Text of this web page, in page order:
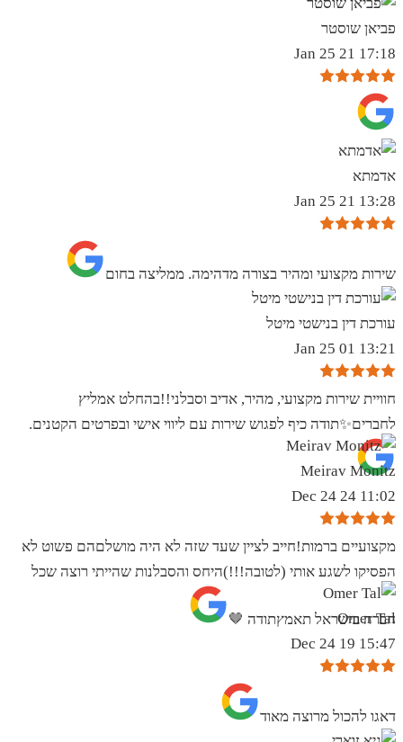
פביאן שוסטר
17:18 21 Jan 25
אדמתא
13:28 21 Jan 25
שירות מקצועי ומהיר בצורה מדהימה. ממליצה בחום
עורכת דין בנישטי מיטל
13:21 01 Jan 25
חוויית שירות מקצועי, מהיר, אדיב וסבלני!!בהחלט אמליץ
לחברים✨️תודה כיף לפגוש שירות עם ליווי אישי ובפרטים הקטנים.
Meirav Monitz
11:02 24 Dec 24
מקצועיים ברמות!חייב לציין שעד שזה לא היה מושלםהם פשוט לא
הפסיקו לשגע אותי (לטובה!!!)היחס והסבלנות שהייתי רוצה שכל
חברה בישראל תאמץתודה 🤎
Omer Tal
15:47 19 Dec 24
‏דאגו להכול מרוצה מאוד